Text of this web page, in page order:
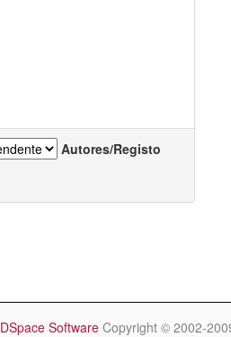
Autores/Registo
DSpace Software Copyright © 2002-